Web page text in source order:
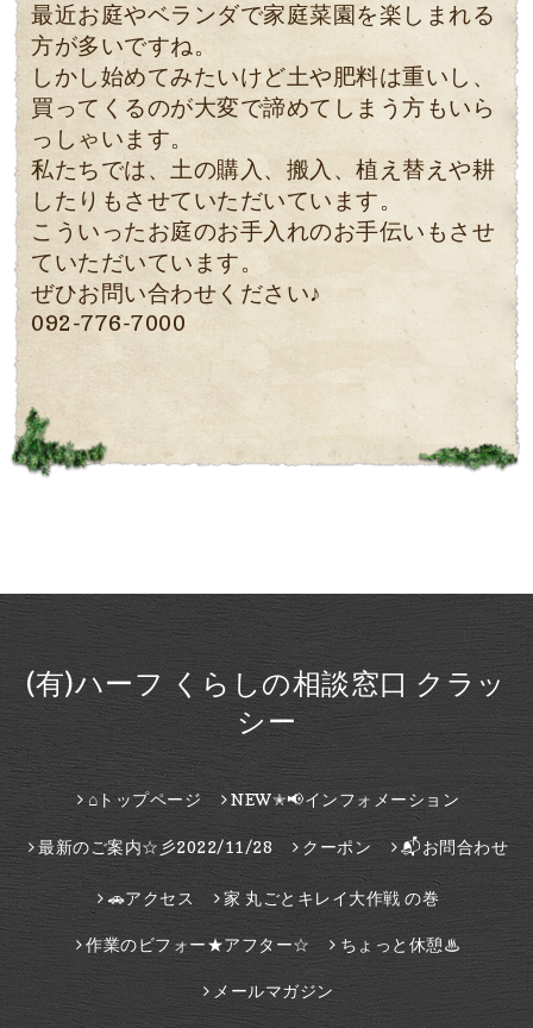
最近お庭やベランダで家庭菜園を楽しまれる
方が多いですね。
しかし始めてみたいけど土や肥料は重いし、
買ってくるのが大変で諦めてしまう方もいら
っしゃいます。
私たちでは、土の購入、搬入、植え替えや耕
したりもさせていただいています。
こういったお庭のお手入れのお手伝いもさせ
ていただいています。
ぜひお問い合わせください♪
092-776-7000
(有)ハーフ くらしの相談窓口 クラッ
シー
⌂トップページ NEW✭📢インフォメーション
最新のご案内☆彡2022/11/28 クーポン 📬お問合わせ
🚗アクセス 家 丸ごとキレイ大作戦 の巻
作業のビフォー★アフター☆ ちょっと休憩♨
メールマガジン